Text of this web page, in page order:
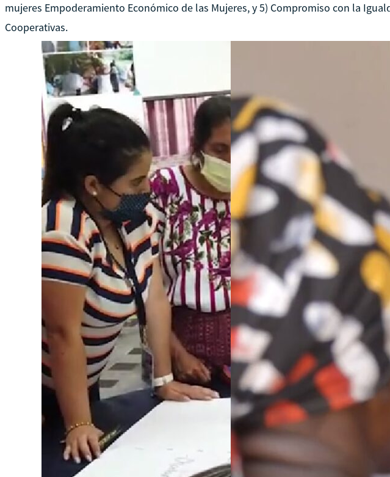
mujeres Empoderamiento Económico de las Mujeres, y 5) Compromiso con la
Cooperativas.